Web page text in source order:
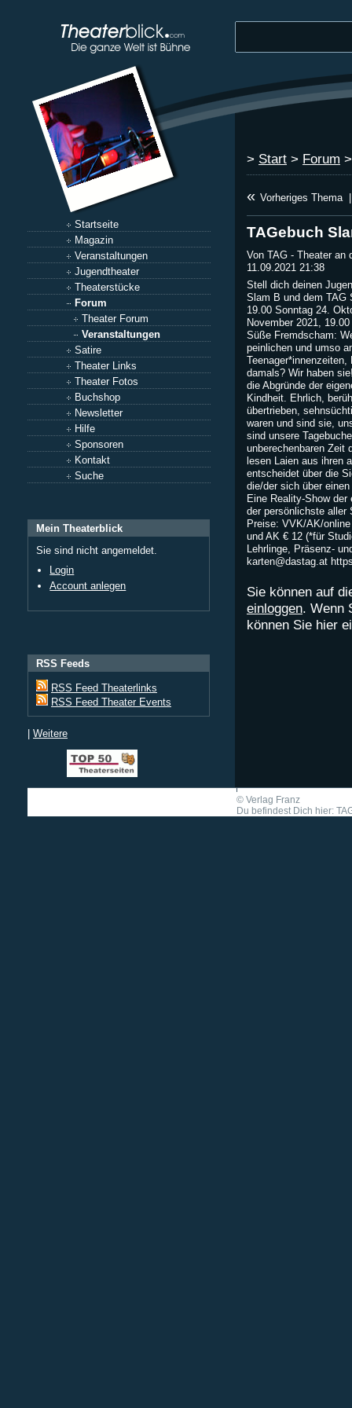
Startseite
Magazin
Veranstaltungen
Jugendtheater
Theaterstücke
Forum
Theater Forum
Veranstaltungen
Satire
Theater Links
Theater Fotos
Buchshop
Newsletter
Hilfe
Sponsoren
Kontakt
Suche
Mein Theaterblick
Sie sind nicht angemeldet.
Login
Account anlegen
RSS Feeds
RSS Feed Theaterlinks
RSS Feed Theater Events
| Weitere
> Start > Forum
« Vorheriges Thema
TAGebuch
Von TAG - Theater an
11.09.2021 21:38
Stell dich deinen
Slam B und dem TAG
19.00 Sonntag 24.
November 2021,
Süße Fremdscham:
peinlichen und umso
damals? Wir haben
die Abgründe der
Kindheit. Ehrlich,
übertrieben,
waren und sind sie,
sind unsere
unberechenbaren Zeit
lesen Laien aus ihren
entscheidet über die
die/der sich über
Eine Reality-Show
der persönlichste aller
Preise: VVK/AK/
und AK € 12 (*für
Lehrlinge, Präsenz-
karten@dastag.at
Sie können auf
einloggen. Wenn
können Sie hier
© Verlag Franz
Du befindest Dich hier: